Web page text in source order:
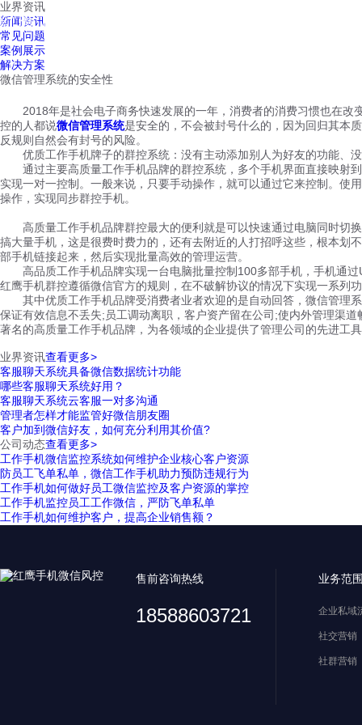
红鹰工作手机
业界资讯
新闻资讯
常见问题
案例展示
解决方案
微信管理系统的安全性
2018年是社会电子商务快速发展的一年，消费者的消费习惯也在改
控的人都说微信管理系统是安全的，不会被封号什么的，因为回归其本
反规则自然会有封号的风险。
优质工作手机牌子的群控系统：没有主动添加别人为好友的功能、
通过主要高质量工作手机品牌的群控系统，多个手机界面直接映射
实现一对一控制。一般来说，只要手动操作，就可以通过它来控制。使
操作，实现同步群控手机。
高质量工作手机品牌群控最大的便利就是可以快速通过电脑同时切
搞大量手机，这是很费时费力的，还有去附近的人打招呼这些，根本划
部手机链接起来，然后实现批量高效的管理运营。
高品质工作手机品牌实现一台电脑批量控制100多部手机，手机通过
红鹰手机群控遵循微信官方的规则，在不破解协议的情况下实现一系列
其中优质工作手机品牌受消费者业者欢迎的是自动回答，微信管理
保证有效信息不丢失;员工调动离职，客户资产留在公司;使内外管理渠
著名的高质量工作手机品牌，为各领域的企业提供了管理公司的先进工
业界资讯查看更多>
客服聊天系统具备微信数据统计功能
哪些客服聊天系统好用？
客服聊天系统云客服一对多沟通
管理者怎样才能监管好微信朋友圈
客户加到微信好友，如何充分利用其价值?
公司动态查看更多>
工作手机微信监控系统如何维护企业核心客户资源
防员工飞单私单，微信工作手机助力预防违规行为
工作手机如何做好员工微信监控及客户资源的掌控
工作手机监控员工工作微信，严防飞单私单
工作手机如何维护客户，提高企业销售额？
售前咨询热线
18588603721
业务范
企业私域
社交营销
社群营销